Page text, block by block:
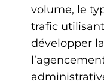
volume, le
trafic
développer